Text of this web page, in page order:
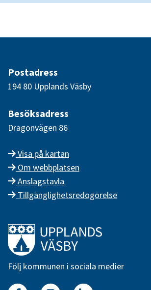
Postadress
194 80 Upplands Väsby
Besöksadress
Dragonvägen 86
Visa på kartan
Om webbplatsen
Anslagstavla
Tillgänglighetsredogörelse
Länk till startsidan
Följ kommunen i sociala medier